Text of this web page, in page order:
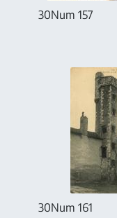
30Num 157
30Num 161